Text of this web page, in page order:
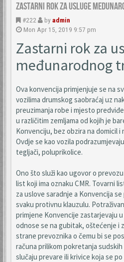
Zastarni rok za usluge
#222 by admin
Mon Apr 15, 2019 9:57 pm
Zastarni rok za
međunarodnog
Ova konvencija primjenjuje se na
vozilima drumskog saobraćaj uz
preuzimanja robe i mjesto
u različitim zemljama od kojih je
Konvenciju, bez obzira na domicil
Ovdje se kao vozila
tegljači, poluprikolice.
Ono što služi kao ugovor o
list koji ima oznaku CMR. Tovarni
za uslove saradnje a Konvencija
svaku protivnu klauzulu.
primjene Konvencije zastarjevaju
odnose se na gubitak, oštećenje i
strane prevoznika o čemu bi se
računa prilikom pokretanja
slučaju prevare ili krivice koja se